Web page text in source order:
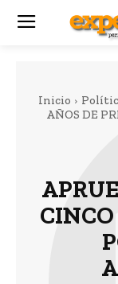
Inicio
AÑOS DE